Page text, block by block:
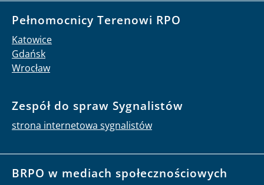
Pełnomocnicy Terenowi RPO
Katowice
Gdańsk
Wrocław
Zespół do spraw Sygnalistów
strona internetowa sygnalistów
BRPO w mediach społecznościowych